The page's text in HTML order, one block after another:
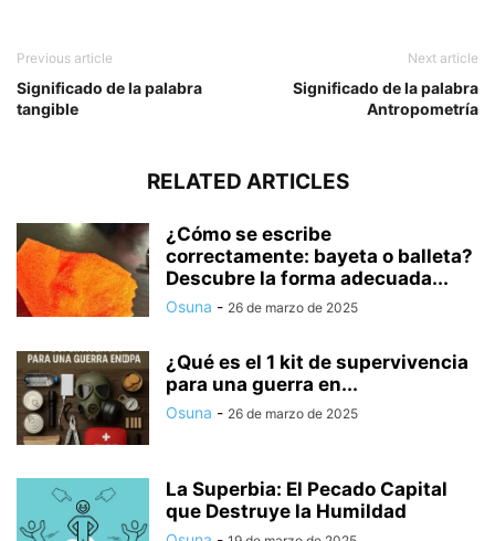
Previous article
Significado de la palabra
tangible
Next article
Significado de la palabra
Antropometría
RELATED ARTICLES
¿Cómo se escribe
correctamente: bayeta o balleta?
Descubre la forma adecuada...
Osuna - 26 de marzo de 2025
¿Qué es el 1 kit de supervivencia
para una guerra en...
Osuna - 26 de marzo de 2025
La Superbia: El Pecado Capital
que Destruye la Humildad